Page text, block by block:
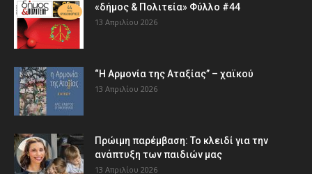
«δήμος & Πολιτεία» Φύλλο #44
13 Απριλίου 2026
“Η Αρμονία της Αταξίας” – χαϊκού
13 Απριλίου 2026
Πρώιμη παρέμβαση: Το κλειδί για την
ανάπτυξη των παιδιών µας
13 Απριλίου 2026